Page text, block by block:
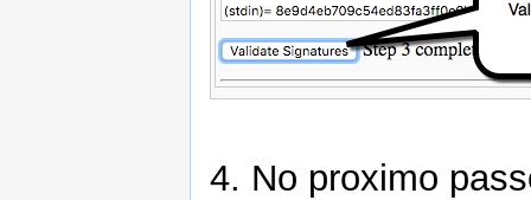
4. No proximo